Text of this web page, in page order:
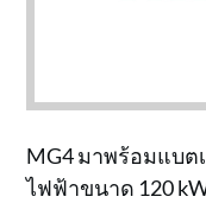
MG4 มาพร้อมแบต
ไฟฟ้าขนาด 120